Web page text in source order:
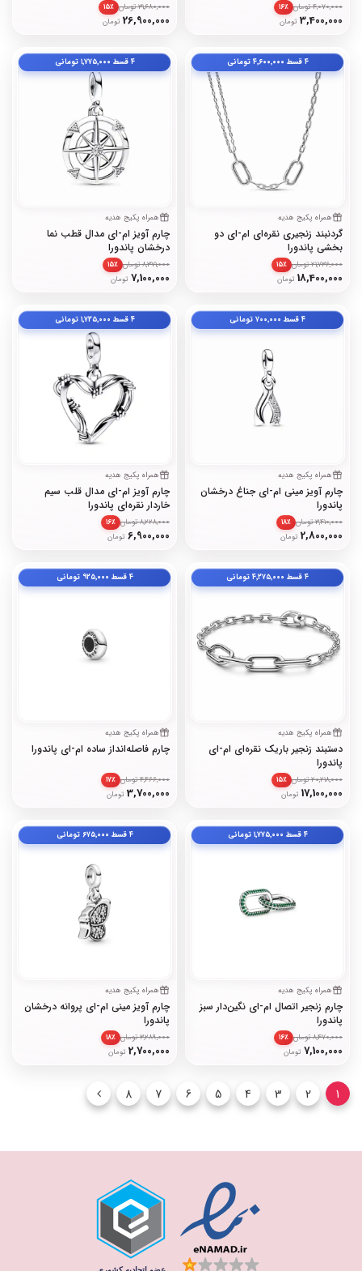
3,400,000 تومان
4,070,000 تومان ۱۶٪
26,900,000 تومان
31,680,000 تومان ۱۵٪
۴ قسط ۴٬۶۰۰٬۰۰۰ تومانی
همراه پکیج هدیه
گردنبند زنجیری نقره‌ای ام-ای دو
بخشی پاندورا
18,400,000 تومان
21,736,000 تومان ۱۵٪
۴ قسط ۱٬۷۷۵٬۰۰۰ تومانی
همراه پکیج هدیه
چارم آویز ام-ای مدال قطب نما
درخشان پاندورا
7,100,000 تومان
8,371,000 تومان ۱۵٪
۴ قسط ۷۰۰٬۰۰۰ تومانی
همراه پکیج هدیه
چارم آویز مینی ام-ای جناغ درخشان
پاندورا
2,800,000 تومان
3,410,000 تومان ۱۸٪
۴ قسط ۱٬۷۲۵٬۰۰۰ تومانی
همراه پکیج هدیه
چارم آویز ام-ای مدال قلب سیم
خاردار نقره‌ای پاندورا
6,900,000 تومان
8,228,000 تومان ۱۶٪
۴ قسط ۴٬۲۷۵٬۰۰۰ تومانی
همراه پکیج هدیه
دستبند زنجیر باریک نقره‌ای ام-ای
پاندورا
17,100,000 تومان
20,218,000 تومان ۱۵٪
۴ قسط ۹۲۵٬۰۰۰ تومانی
همراه پکیج هدیه
چارم فاصله‌انداز ساده ام-ای پاندورا
3,700,000 تومان
4,466,000 تومان ۱۷٪
۴ قسط ۱٬۷۷۵٬۰۰۰ تومانی
همراه پکیج هدیه
چارم زنجیر اتصال ام-ای نگین‌دار سبز
پاندورا
7,100,000 تومان
8,470,000 تومان ۱۶٪
۴ قسط ۶۷۵٬۰۰۰ تومانی
همراه پکیج هدیه
چارم آویز مینی ام-ای پروانه درخشان
پاندورا
2,700,000 تومان
3,289,000 تومان ۱۸٪
1
2
3
4
5
6
7
8